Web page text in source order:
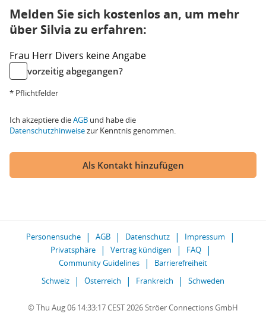
Melden Sie sich kostenlos an, um mehr
über Silvia zu erfahren:
Frau Herr Divers keine Angabe
vorzeitig abgegangen?
* Pflichtfelder
Ich akzeptiere dieAGB und habe die
Datenschutzhinweisezur Kenntnis genommen.
Als Kontakt hinzufügen
Personensuche AGB Datenschutz
Impressum
Privatsphäre
Vertrag kündigen
FAQ
Community Guidelines
Barrierefreiheit
Schweiz
Österreich Frankreich Schweden
© Thu Aug 06 14:33:17 CEST 2026 Ströer Connections GmbH